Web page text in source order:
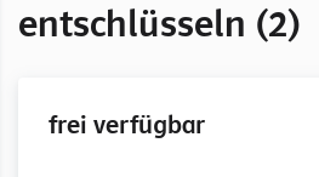
entschlüsseln (2)
frei verfügbar